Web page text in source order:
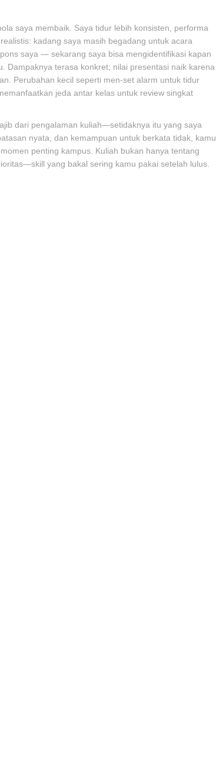
saya membaik. Saya tidur lebih konsisten, performa
kadang saya masih begadang untuk acara
saya — sekarang saya bisa mengidentifikasi kapan
Dampaknya terasa konkret; nilai presentasi naik karena
Perubahan kecil seperti men-set alarm untuk tidur
jeda antar kelas untuk review singkat
dari pengalaman kuliah—setidaknya itu yang saya
nyata, dan kemampuan untuk berkata tidak, kamu
penting kampus. Kuliah bukan hanya tentang
yang bakal sering kamu pakai setelah lulus.